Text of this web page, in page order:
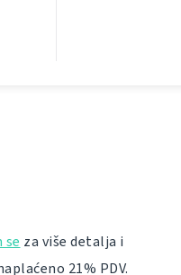
se za više detalja i
21% PDV.